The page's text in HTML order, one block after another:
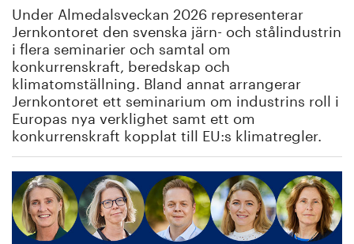
Vi tycker
Publicerat
Bildbank
Om oss
Under Almedalsveckan 2026 representerar
Jernkontoret den svenska järn- och stålindustrin
i flera seminarier och samtal om
konkurrenskraft, beredskap och
klimatomställning. Bland annat arrangerar
Jernkontoret ett seminarium om industrins roll i
Europas nya verklighet samt ett om
konkurrenskraft kopplat till EU:s klimatregler.